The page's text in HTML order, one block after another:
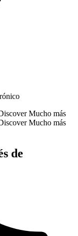
Mucho más
Mucho más
de